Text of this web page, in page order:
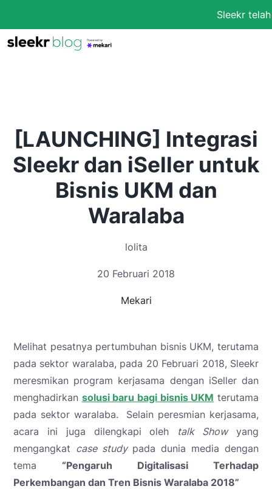
Sleekr
[LAUNCHING] Integrasi
Sleekr dan iSeller untuk
Bisnis UKM dan
Waralaba
lolita
20 Februari 2018
Mekari
Melihat pesatnya pertumbuhan bisnis UKM, terutama
pada sektor waralaba, pada 20 Februari 2018, Sleekr
meresmikan program kerjasama dengan iSeller dan
menghadirkan solusi baru bagi bisnis UKM terutama
pada sektor waralaba. Selain peresmian kerjasama,
acara ini juga dilengkapi oleh talk Showyang
mengangkat case study pada dunia media dengan
tema “Pengaruh Digitalisasi Terhadap
Perkembangan dan Tren Bisnis Waralaba 2018”